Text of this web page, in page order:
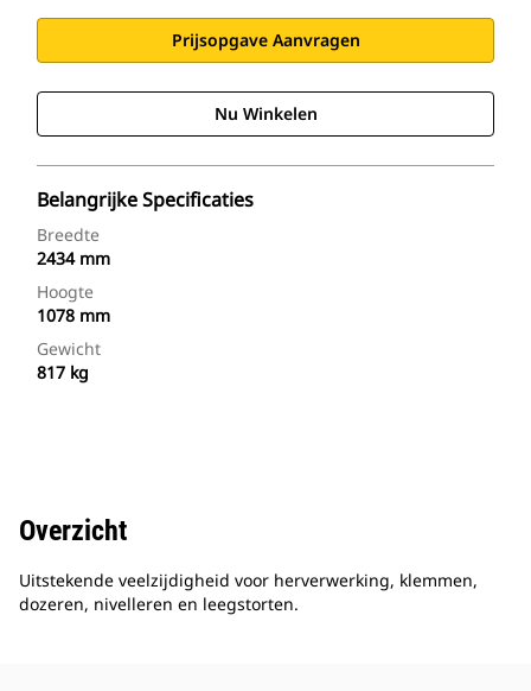
Prijsopgave Aanvragen
Nu Winkelen
Belangrijke Specificaties
Breedte
2434 mm
Hoogte
1078 mm
Gewicht
817 kg
Overzicht
Uitstekende veelzijdigheid voor herverwerking, klemmen,
dozeren, nivelleren en leegstorten.